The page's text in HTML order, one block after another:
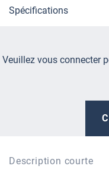
Spécifications
Veuillez vous connecter
Description courte